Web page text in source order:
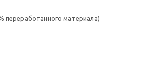
переработанного материала)